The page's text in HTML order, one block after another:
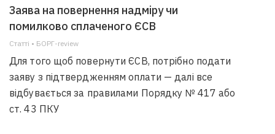
Заява на повернення надміру чи
помилково сплаченого ЄСВ
Статті • БОРГ-review
Для того щоб повернути ЄСВ, потрібно подати
заяву з підтвердженням оплати — далі все
відбувається за правилами Порядку № 417 або
ст. 43 ПКУ